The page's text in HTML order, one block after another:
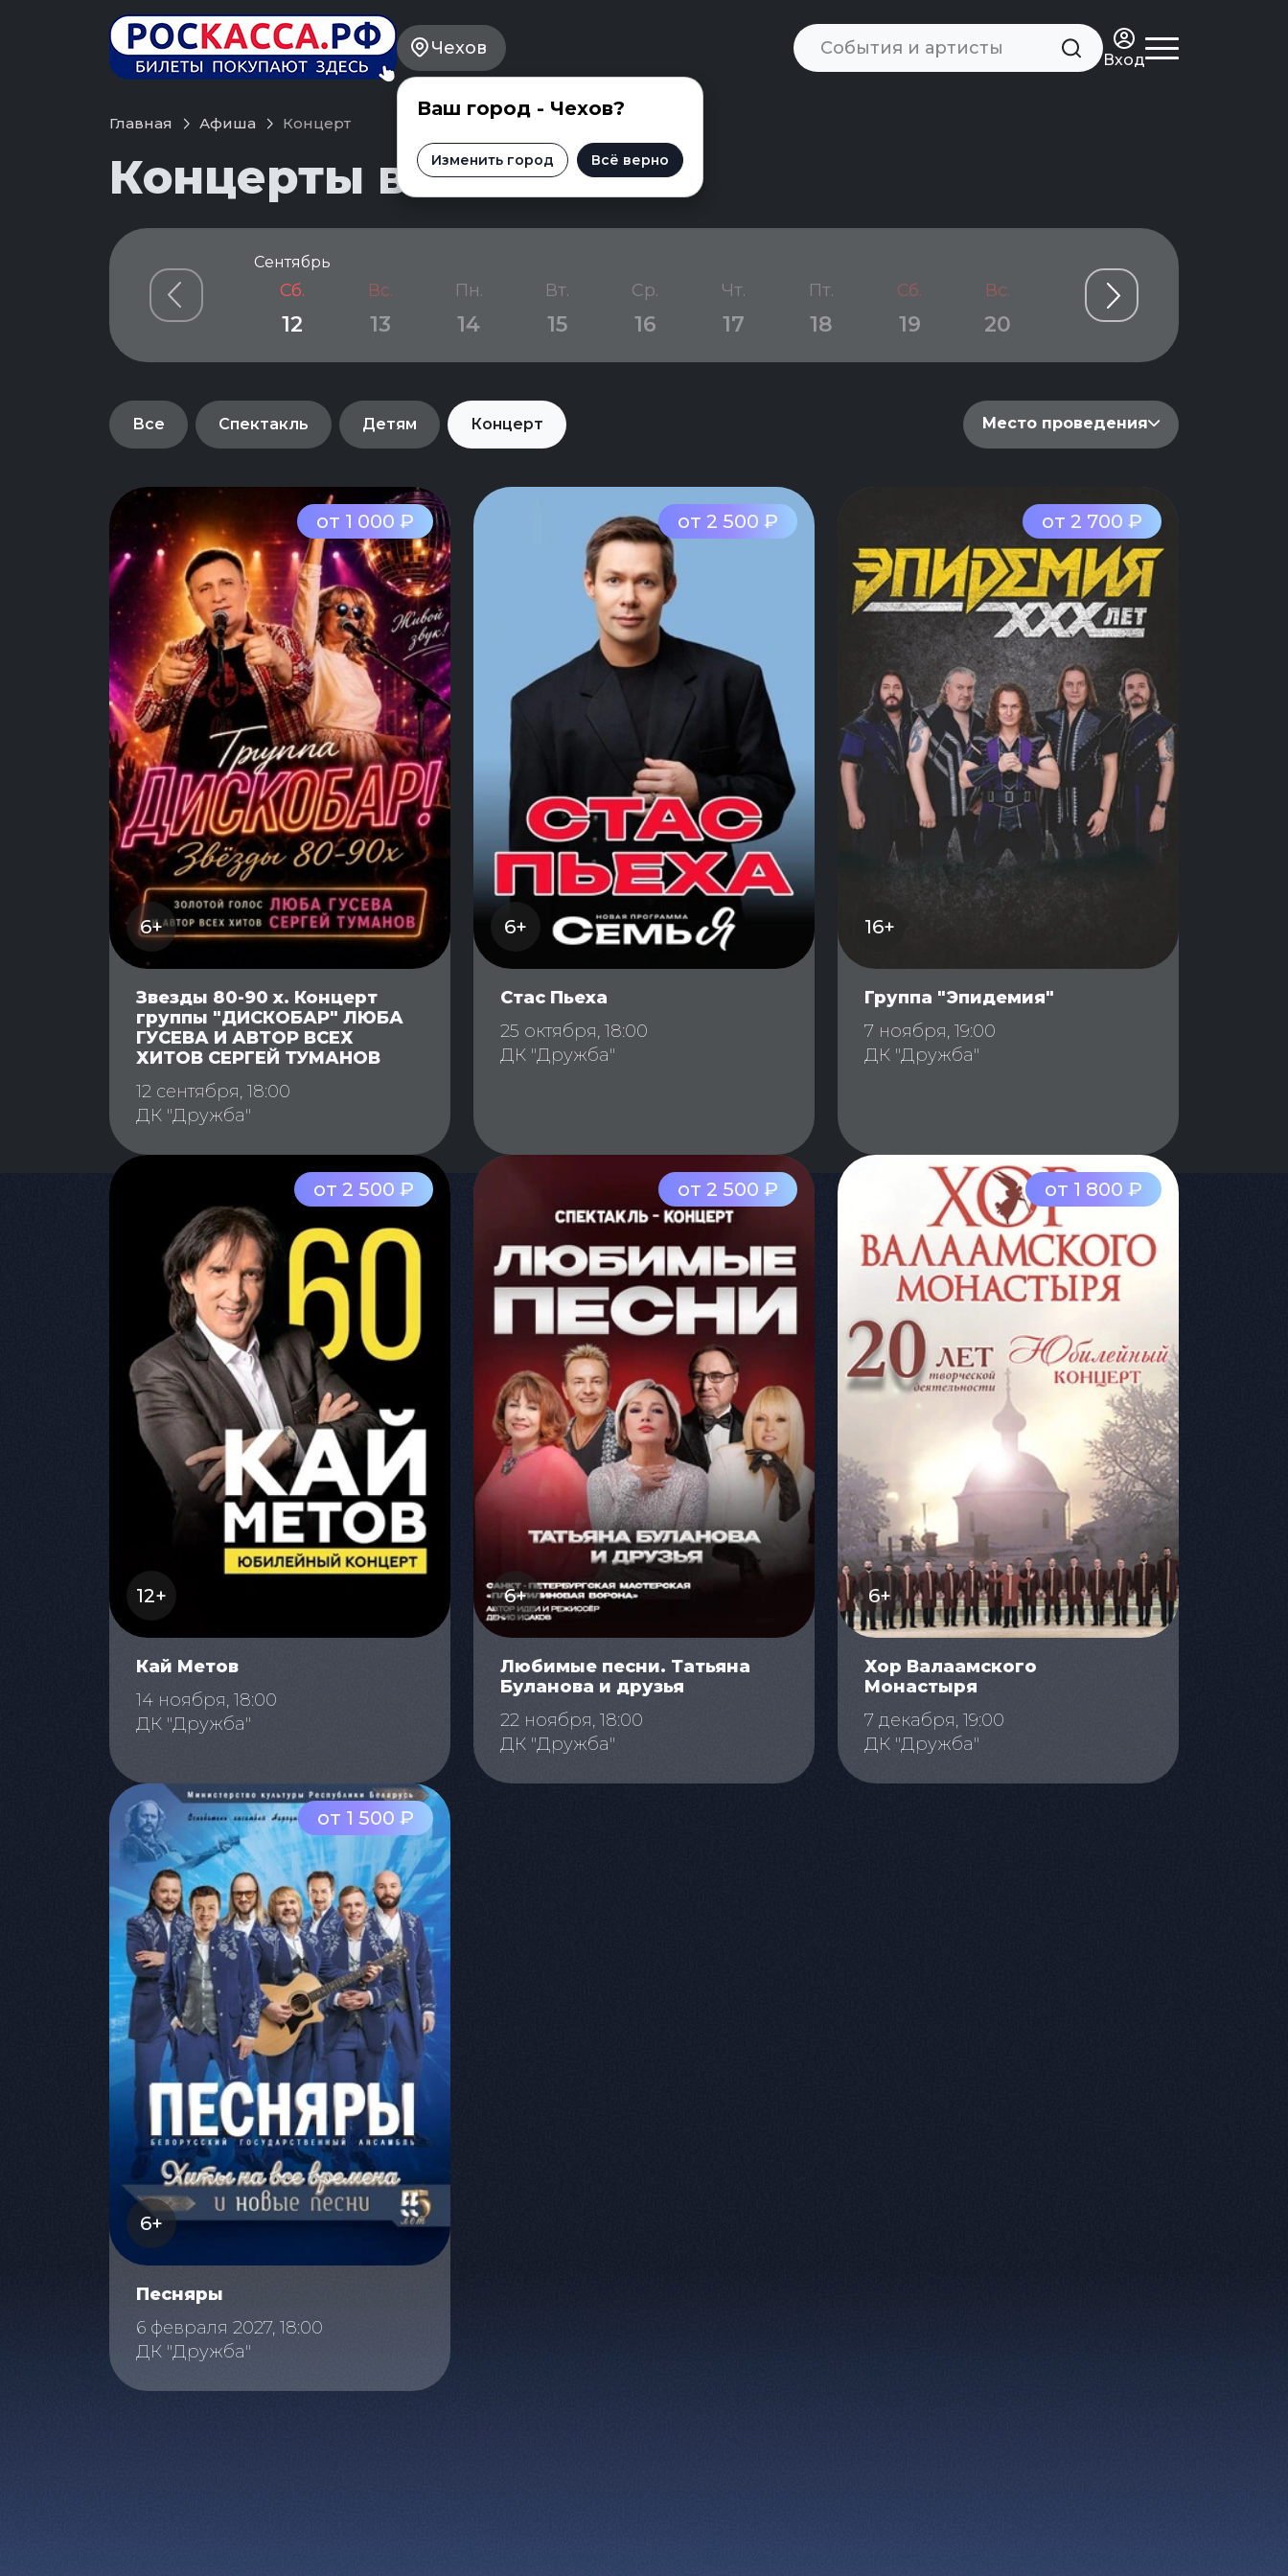
Чехов
Ваш город - Чехов?
Изменить город Всё верно
Вход
Главная Афиша Концерт
Концерты в Чехове
Сентябрь
Сб.
12
Вс.
13
Пн.
14
Вт.
15
Ср.
16
Чт.
17
Пт.
18
Сб.
19
Вс.
20
Пн.
21 22
Все Спектакль Детям Концерт Место проведения
от 1 000 ₽
6+
Звезды 80-90 х. Концерт
группы "ДИСКОБАР" ЛЮБА
ГУСЕВА И АВТОР ВСЕХ
ХИТОВ СЕРГЕЙ ТУМАНОВ
12 сентября, 18:00
ДК "Дружба"
от 2 500 ₽
6+
Стас Пьеха
25 октября, 18:00
ДК "Дружба"
от 2 700 ₽
16+
Группа "Эпидемия"
7 ноября, 19:00
ДК "Дружба"
от 2 500 ₽
12+
Кай Метов
14 ноября, 18:00
ДК "Дружба"
от 2 500 ₽
6+
Любимые песни. Татьяна
Буланова и друзья
22 ноября, 18:00
ДК "Дружба"
от 1 800 ₽
6+
Хор Валаамского
Монастыря
7 декабря, 19:00
ДК "Дружба"
от 1 500 ₽
6+
Песняры
6 февраля 2027, 18:00
ДК "Дружба"